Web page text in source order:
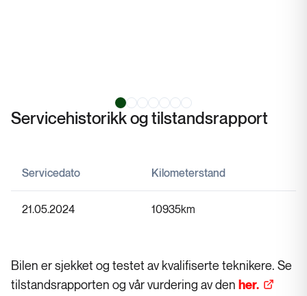
Servicehistorikk og tilstandsrapport
Servicedato Kilometerstand
21.05.2024 10935km
Bilen er sjekket og testet av kvalifiserte teknikere. Se
tilstandsrapporten og vår vurdering av den her.